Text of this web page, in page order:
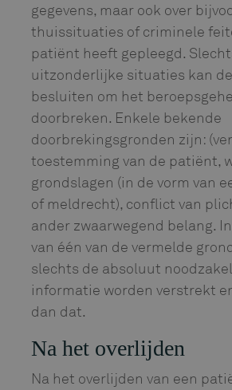
gegevens, maar ook over
thuissituaties of criminele
patiënt heeft gepleegd.
uitzonderlijke situaties kan
besluiten om het
doorbreken. Enkele bekende
doorbrekingsgronden zijn:
toestemming van de patiënt,
grondslagen (in de vorm van
of meldrecht), conflict van
ander zwaarwegend belang.
van één van de vermelde
slechts de absoluut
informatie worden verstrekt
dan dat.
Na het overlijden
Na het overlijden van een